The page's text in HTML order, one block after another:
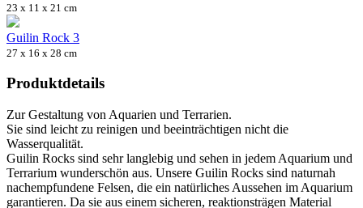
23 x 11 x 21 cm
Guilin Rock 3
27 x 16 x 28 cm
Produktdetails
Zur Gestaltung von Aquarien und Terrarien.
Sie sind leicht zu reinigen und beeinträchtigen nicht die
Wasserqualität.
Guilin Rocks sind sehr langlebig und sehen in jedem Aquarium und
Terrarium wunderschön aus. Unsere Guilin Rocks sind naturnah
nachempfundene Felsen, die ein natürliches Aussehen im Aquarium
garantieren. Da sie aus einem sicheren, reaktionsträgen Material